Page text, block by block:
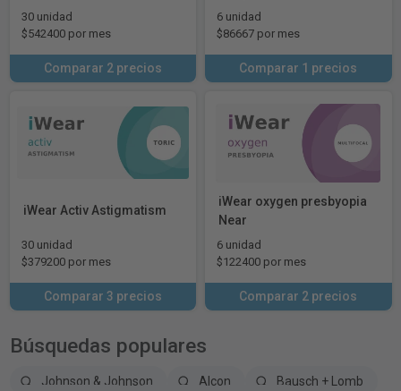
30 unidad
$542400 por mes
Comparar 2 precios
6 unidad
$86667 por mes
Comparar 1 precios
iWear Activ Astigmatism
30 unidad
$379200 por mes
Comparar 3 precios
iWear oxygen presbyopia
Near
6 unidad
$122400 por mes
Comparar 2 precios
Búsquedas populares
Johnson & Johnson Alcon
Bausch + Lomb